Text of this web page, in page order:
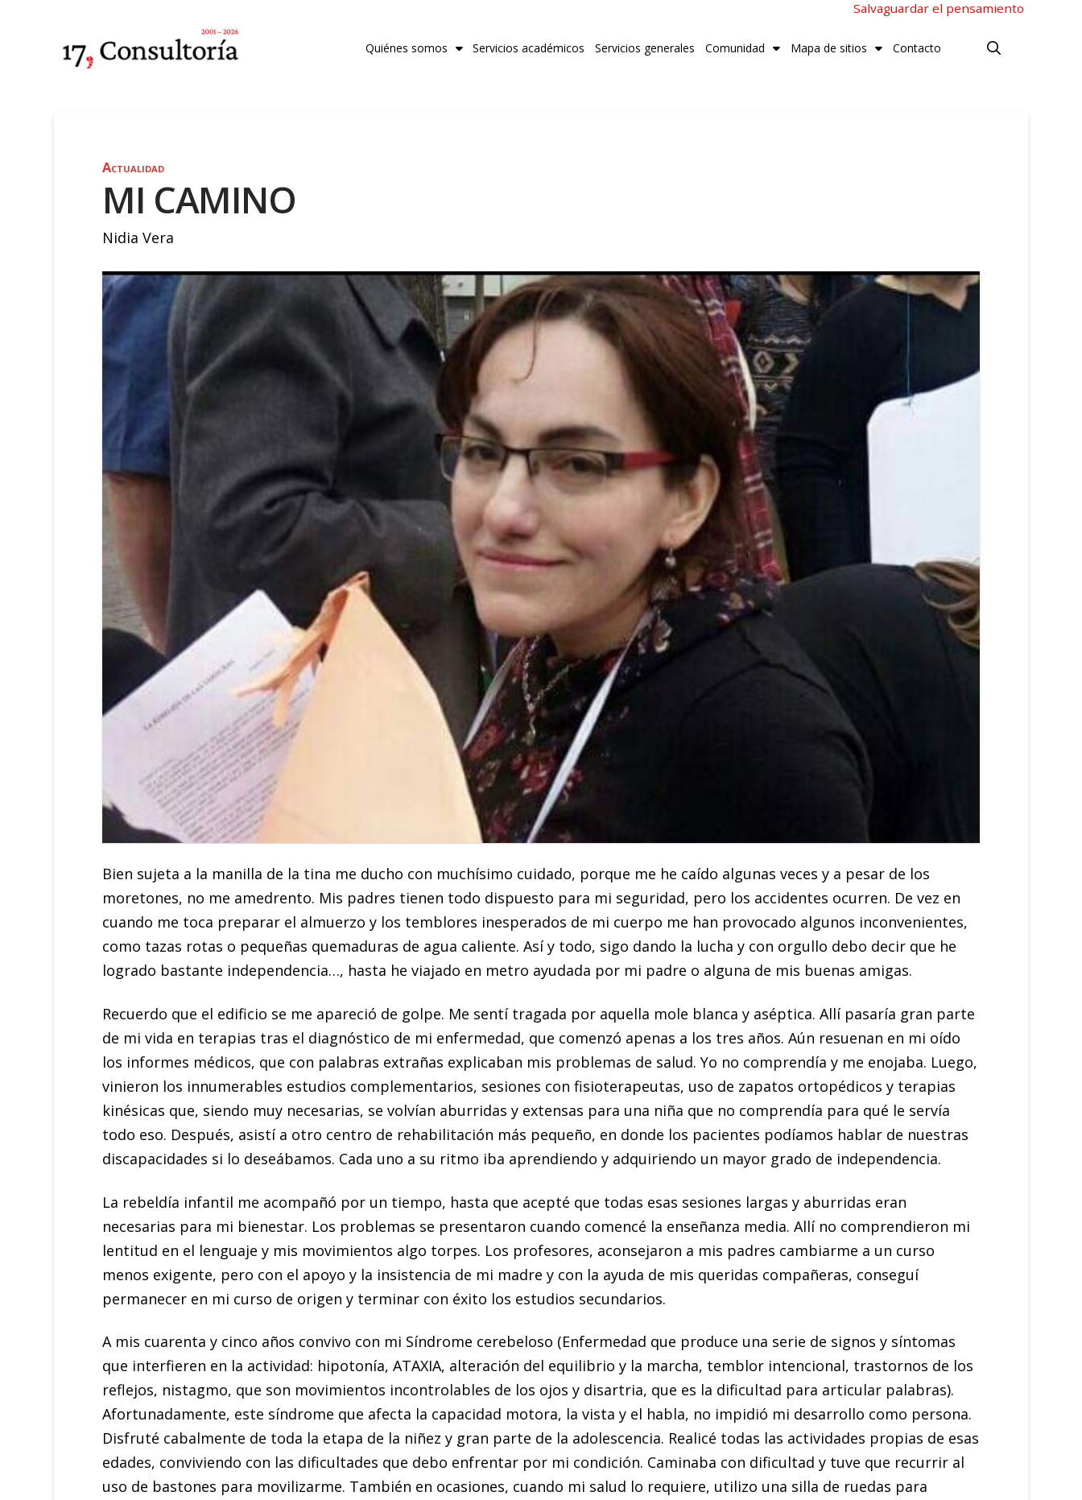
Salvaguardar el pensamiento
Quiénes somos Servicios académicos Servicios generales Comunidad Mapa de sitios Contacto
Actualidad
MI CAMINO
Nidia Vera
Bien sujeta a la manilla de la tina me ducho con muchísimo cuidado, porque me he caído algunas veces y a pesar de los
moretones, no me amedrento. Mis padres tienen todo dispuesto para mi seguridad, pero los accidentes ocurren. De vez en
cuando me toca preparar el almuerzo y los temblores inesperados de mi cuerpo me han provocado algunos inconvenientes,
como tazas rotas o pequeñas quemaduras de agua caliente. Así y todo, sigo dando la lucha y con orgullo debo decir que he
logrado bastante independencia…, hasta he viajado en metro ayudada por mi padre o alguna de mis buenas amigas.
Recuerdo que el edificio se me apareció de golpe. Me sentí tragada por aquella mole blanca y aséptica. Allí pasaría gran parte
de mi vida en terapias tras el diagnóstico de mi enfermedad, que comenzó apenas a los tres años. Aún resuenan en mi oído
los informes médicos, que con palabras extrañas explicaban mis problemas de salud. Yo no comprendía y me enojaba. Luego,
vinieron los innumerables estudios complementarios, sesiones con fisioterapeutas, uso de zapatos ortopédicos y terapias
kinésicas que, siendo muy necesarias, se volvían aburridas y extensas para una niña que no comprendía para qué le servía
todo eso. Después, asistí a otro centro de rehabilitación más pequeño, en donde los pacientes podíamos hablar de nuestras
discapacidades si lo deseábamos. Cada uno a su ritmo iba aprendiendo y adquiriendo un mayor grado de independencia.
La rebeldía infantil me acompañó por un tiempo, hasta que acepté que todas esas sesiones largas y aburridas eran
necesarias para mi bienestar. Los problemas se presentaron cuando comencé la enseñanza media. Allí no comprendieron mi
lentitud en el lenguaje y mis movimientos algo torpes. Los profesores, aconsejaron a mis padres cambiarme a un curso
menos exigente, pero con el apoyo y la insistencia de mi madre y con la ayuda de mis queridas compañeras, conseguí
permanecer en mi curso de origen y terminar con éxito los estudios secundarios.
A mis cuarenta y cinco años convivo con mi Síndrome cerebeloso (Enfermedad que produce una serie de signos y síntomas
que interfieren en la actividad: hipotonía, ATAXIA, alteración del equilibrio y la marcha, temblor intencional, trastornos de los
reflejos, nistagmo, que son movimientos incontrolables de los ojos y disartria, que es la dificultad para articular palabras).
Afortunadamente, este síndrome que afecta la capacidad motora, la vista y el habla, no impidió mi desarrollo como persona.
Disfruté cabalmente de toda la etapa de la niñez y gran parte de la adolescencia. Realicé todas las actividades propias de esas
edades, conviviendo con las dificultades que debo enfrentar por mi condición. Caminaba con dificultad y tuve que recurrir al
uso de bastones para movilizarme. También en ocasiones, cuando mi salud lo requiere, utilizo una silla de ruedas para